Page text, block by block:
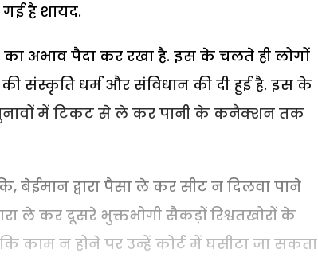
है शायद.
अभाव पैदा कर रखा है. इस के चलते ही लोगों
संस्कृति धर्म और संविधान की दी हुई है. इस के
चुनावों में टिकट से ले कर पानी के कनैक्शन तक
बेईमान द्वारा पैसा ले कर सीट न दिलवा पाने
ले कर दूसरे भुक्तभोगी सैकड़ों रिश्वतखोरों के
काम न होने पर उन्हें कोर्ट में घसीटा जा सकता